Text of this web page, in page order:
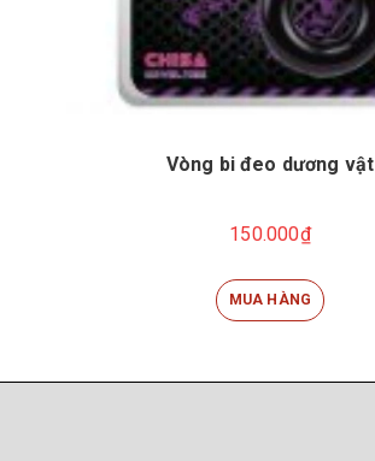
Vòng bi đeo dương vật
150.000₫
MUA HÀNG